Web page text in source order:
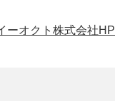
ーオクト株式会社HP